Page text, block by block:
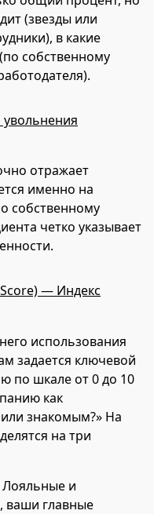
(звезды или
в какие
собственному
отражает
именно на
собственному
четко указывает
— Индекс
использования
задается ключевой
по шкале от 0 до 10
как
знакомым?» На
на три
Лояльные и
ваши главные